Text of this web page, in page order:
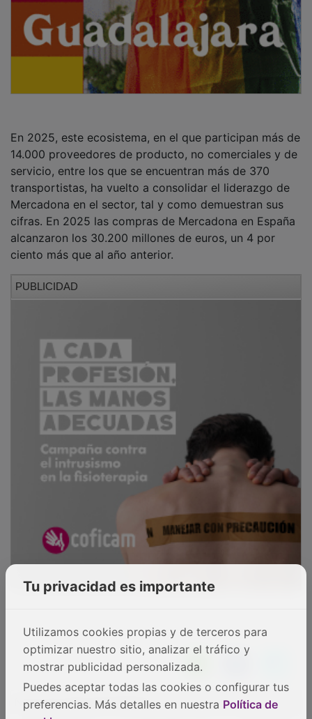
14.000 proveedores de producto, no comerciales y de
servicio, entre los que se encuentran más de 370
transportistas, ha vuelto a consolidar el liderazgo de
Mercadona en el sector, tal y como demuestran sus
cifras. En 2025 las compras de Mercadona en España
alcanzaron los 30.200 millones de euros, un 4 por
ciento más que al año anterior.
NOTICIAS RELACIONADAS
Tu privacidad es importante
Utilizamos cookies propias y de terceros para
optimizar nuestro sitio, analizar el tráfico y
mostrar publicidad personalizada.
Puedes aceptar todas las cookies o configurar tus
preferencias. Más detalles en nuestra Política de